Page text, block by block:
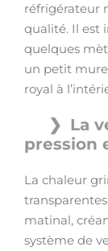
réfrigérateur
qualité. Il est
quelques
un petit
royal à
La
pression
La chaleur
matinal,
système de